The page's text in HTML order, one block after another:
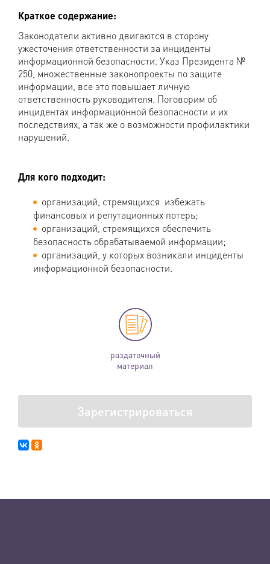
Краткое содержание:
Законодатели активно двигаются в сторону
ужесточения ответственности за инциденты
информационной безопасности. Указ Президента №
250, множественные законопроекты по защите
информации, все это повышает личную
ответственность руководителя. Поговорим об
инцидентах информационной безопасности и их
последствиях, а так же о возможности профилактики
нарушений.
Для кого подходит:
организаций, стремящихся избежать
финансовых и репутационных потерь;
организаций, стремящихся обеспечить
безопасность обрабатываемой информации;
организаций, у которых возникали инциденты
информационной безопасности.
раздаточный
материал
Зарегистрироваться